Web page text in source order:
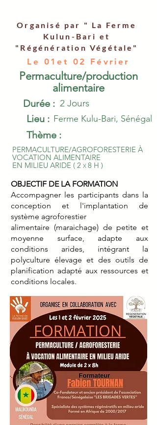
Organisé par " La Ferme
Kulun-Bari et
"Régénération Végétale"
Le 01et 02 Février
Permaculture/production
alimentaire
Durée : 2 Jours
Lieu : Ferme Kulu-Bari, Sénégal
Thème :
PERMACULTURE/AGROFORESTERIE À
VOCATION ALIMENTAIRE
EN MILIEU ARIDE ( 2 X 8 H )
OBJECTIF DE LA FORMATION
Accompagner les participants dans la
conception et l'implantation de
système agroforestier
alimentaire (maraichage) de petite et
moyenne surface, adapte aux
conditions arides, intégrant la
polyculture élevage et des outils de
planification adapté aux ressources et
conditions locales.